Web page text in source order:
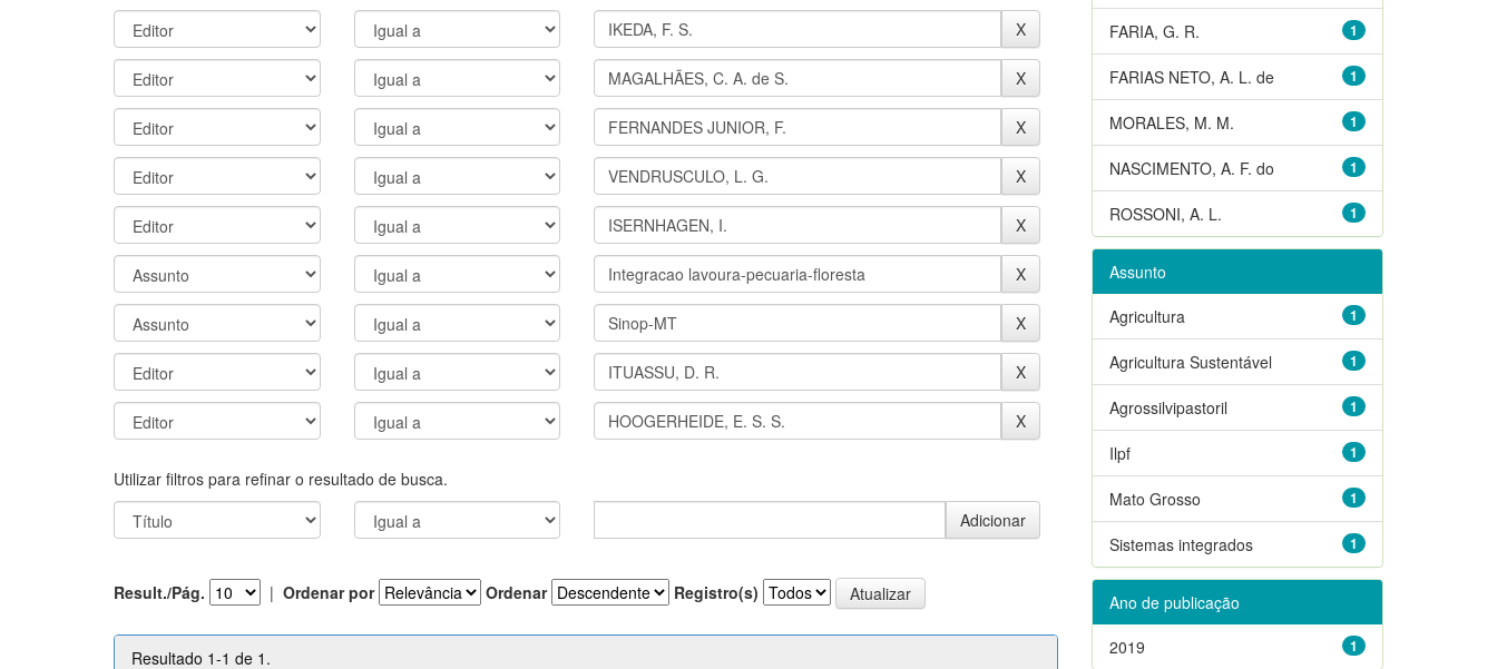
Utilizar filtros para refinar o resultado de busca.
Result./Pág. | Ordenar por Ordenar Registro(s)
Resultado 1-1 de 1.
1
FARIA, G. R.
1
FARIAS NETO, A. L. de
1
MORALES, M. M.
1
NASCIMENTO, A. F. do
1
ROSSONI, A. L.
Assunto
1
Agricultura
1
Agricultura Sustentável
1
Agrossilvipastoril
1
Ilpf
1
Mato Grosso
1
Sistemas integrados
Ano de publicação
1
2019